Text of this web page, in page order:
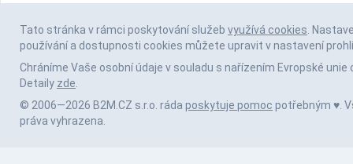
Tato stránka v rámci poskytování služeb využívá cookies.
používání a dostupnosti cookies můžete upravit v nastavení
Chráníme Vaše osobní údaje v souladu s nařízením Evropské unie
Detaily zde.
© 2006—2026 B2M.CZ s.r.o. ráda poskytuje pomoc potřebným ♥️.
práva vyhrazena.